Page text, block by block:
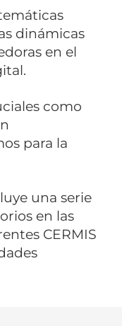
dinámicas
en el
como
para la
una serie
en las
CERMIS